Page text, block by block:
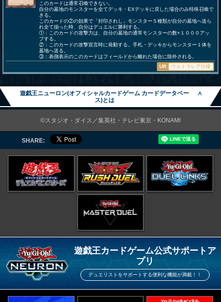
このカードは通常召喚できない。
自分の墓地のモンスターを全てデッキ・EXデッキに戻した場合のみ特殊召喚で
きる。
このカードの②の効果で「封印されし」モンスター５種類が自分の墓地へ送ら
れ全て揃った時、自分はデュエルに勝利する。
①：このカードの攻撃力は、自分の墓地の通常モンスターの数×１０００アッ
プする。
②：このカードの攻撃宣言時に発動する。手札・デッキからモンスター１体を
墓地へ送る。
③：表側表示のこのカードはフィールドから離れた場合に除外される。
UR
ウルトラレア仕様
遊戯王ニューロン(オフィシャルカードゲーム カードデータベー
ス)とは
∧
©スタジオ・ダイス／集英社・テレビ東京・KONAMI
SHARE:
遊戯王カードゲーム公式サポートア
プリ
デュエリストをサポートする便利な機能が満載！！